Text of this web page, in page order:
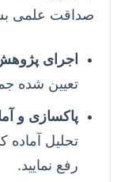
صداقت علمی
اجرای
تعیین شده
پاکسازی و
تحلیل آماده
رفع نمایید.